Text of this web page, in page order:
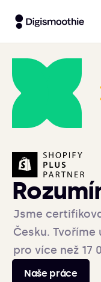
Jsme
Česku.
pro více než 17
Naše práce